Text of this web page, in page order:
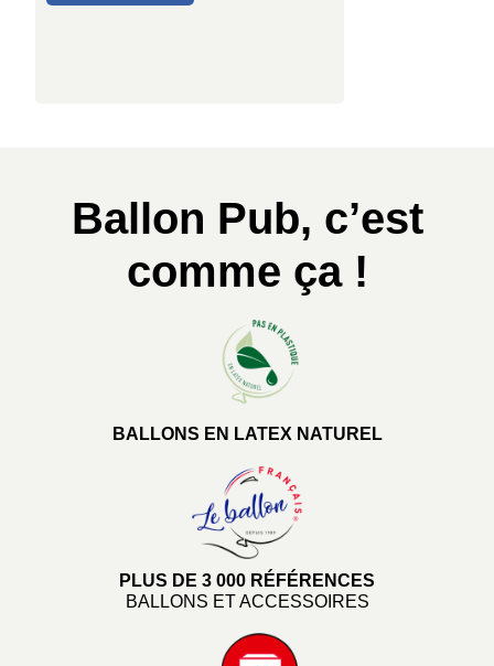
Ballon Pub, c’est
comme ça !
BALLONS EN LATEX NATUREL
PLUS DE 3 000 RÉFÉRENCES
BALLONS ET ACCESSOIRES